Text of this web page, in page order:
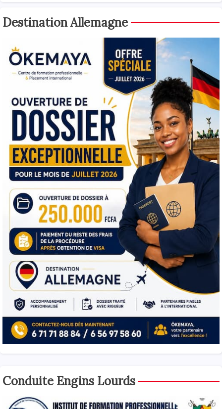
Destination Allemagne
Conduite Engins Lourds